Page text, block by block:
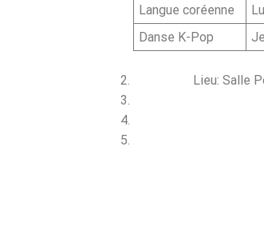
Langue coréenne
Danse K-Pop
Lieu: Salle